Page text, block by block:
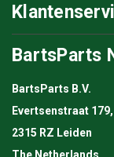
BartsParts
BartsParts B.V.
Evertsenstraat 179,
2315 RZ Leiden